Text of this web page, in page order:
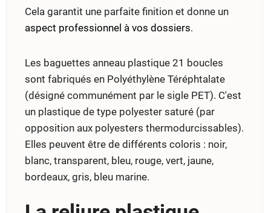
Cela garantit une parfaite finition et donne un
aspect professionnel à vos dossiers.
Les baguettes anneau plastique 21 boucles
sont fabriqués en Polyéthylène Téréphtalate
(désigné communément par le sigle PET). C'est
un plastique de type polyester saturé (par
opposition aux polyesters thermodurcissables).
Elles peuvent être de différents coloris : noir,
blanc, transparent, bleu, rouge, vert, jaune,
bordeaux, gris, bleu marine.